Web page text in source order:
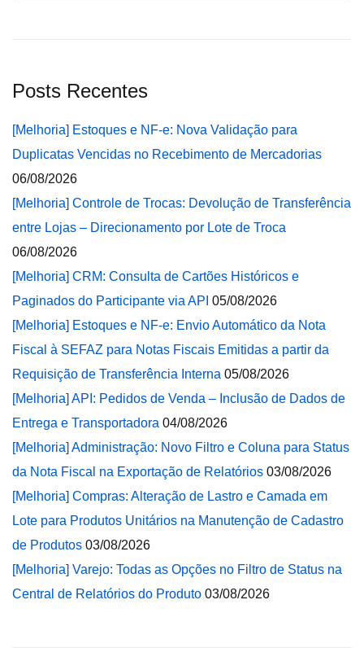
Posts Recentes
[Melhoria] Estoques e NF-e: Nova Validação para
Duplicatas Vencidas no Recebimento de Mercadorias
06/08/2026
[Melhoria] Controle de Trocas: Devolução de Transferência
entre Lojas – Direcionamento por Lote de Troca
06/08/2026
[Melhoria] CRM: Consulta de Cartões Históricos e
Paginados do Participante via API 05/08/2026
[Melhoria] Estoques e NF-e: Envio Automático da Nota
Fiscal à SEFAZ para Notas Fiscais Emitidas a partir da
Requisição de Transferência Interna 05/08/2026
[Melhoria] API: Pedidos de Venda – Inclusão de Dados de
Entrega e Transportadora 04/08/2026
[Melhoria] Administração: Novo Filtro e Coluna para Status
da Nota Fiscal na Exportação de Relatórios 03/08/2026
[Melhoria] Compras: Alteração de Lastro e Camada em
Lote para Produtos Unitários na Manutenção de Cadastro
de Produtos 03/08/2026
[Melhoria] Varejo: Todas as Opções no Filtro de Status na
Central de Relatórios do Produto 03/08/2026